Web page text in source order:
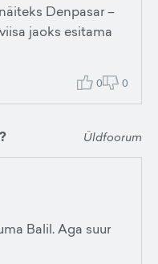
Denpasar –
jaoks esitama
0 0
Üldfoorum
Balil. Aga suur